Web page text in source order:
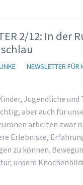
2/12: In der
NEWSLETTER FÜR
Jugendliche
aber auch für
arbeiten zwar
Erlebnisse,
zu können.
unsere